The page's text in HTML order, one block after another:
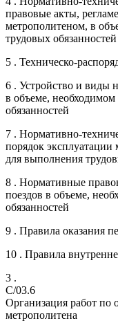
правовые акты,
метрополитеном, в
трудовых обязанностей
5 . Техническо-
6 . Устройство и виды
в объеме,
обязанностей
7 . Нормативно-
порядок
для выполнения
8 . Нормативные
поездов в объеме,
обязанностей
9 . Правила оказания
10 . Правила
3 .
C/03.6
Организация работ по
метрополитена